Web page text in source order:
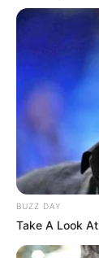
BUZZ DAY
Take A Look